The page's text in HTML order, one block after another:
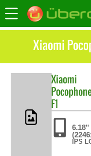
Xiaomi
Xiaomi
F1
6.18"
IPS